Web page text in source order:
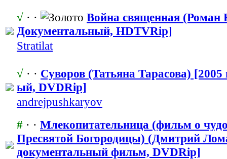
√ · ·
Война священная (Роман
Документальн​ый, HDTVRip]
Stratilat
√ · · Суворов (Татьяна Тарасова) [2005
ый, DVDRip]
andrejpushka​ryov
# · · Млекопитател​ьница (фильм о
Пресвятой Богородицы) (Дмитрий
документальн​ый фильм, DVDRip]